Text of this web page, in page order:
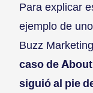
Para explicar
ejemplo de
Buzz
caso de
siguió al pie